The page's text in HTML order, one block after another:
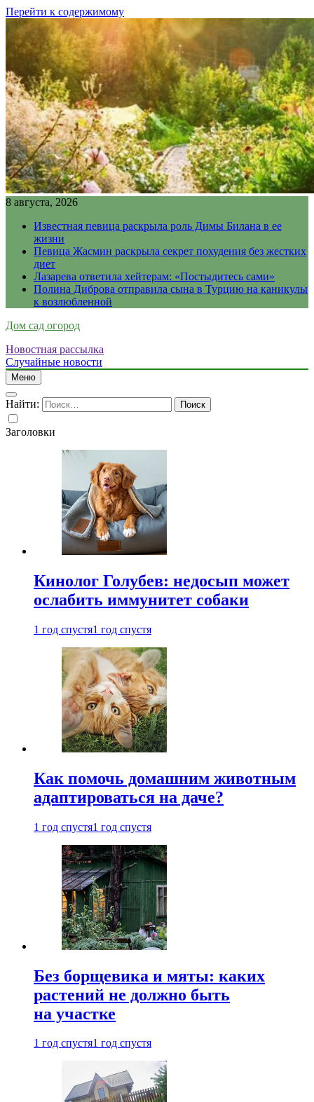
Перейти к содержимому
8 августа, 2026
Известная певица раскрыла роль Димы Билана в ее
жизни
Певица Жасмин раскрыла секрет похудения без жестких
диет
Лазарева ответила хейтерам: «Постыдитесь сами»
Полина Диброва отправила сына в Турцию на каникулы
к возлюбленной
Дом сад огород
Новостная рассылка
Случайные новости
Меню
Найти:
Заголовки
Кинолог Голубев: недосып может
ослабить иммунитет собаки
1 год спустя1 год спустя
Как помочь домашним животным
адаптироваться на даче?
1 год спустя1 год спустя
Без борщевика и мяты: каких
растений не должно быть
на участке
1 год спустя1 год спустя